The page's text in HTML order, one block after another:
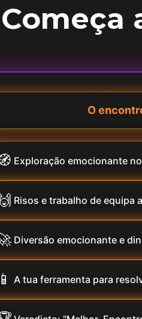
O
Exploração emocionante
Risos e trabalho de equipa
Diversão emocionante e
📱 A tua ferramenta para